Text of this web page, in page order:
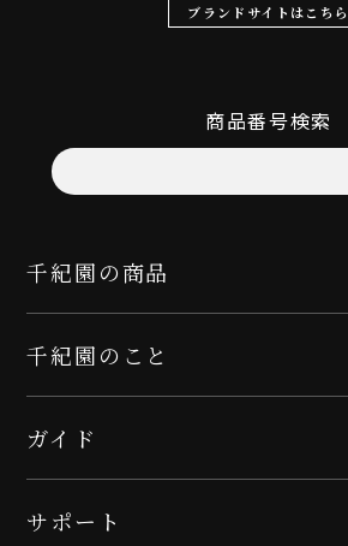
ブランドサイトはこちら
商品番号検索
千紀園の商品
千紀園のこと
ガイド
サポート